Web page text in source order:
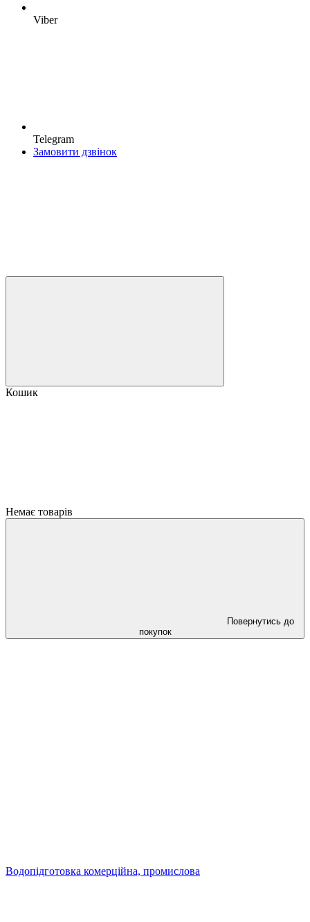
Viber
Telegram
Замовити дзвінок
Кошик
Немає товарів
Повернутись до
покупок
Водопідготовка комерційна, промислова